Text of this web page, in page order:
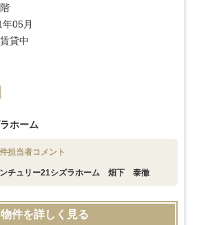
年05月
貸中
ホーム
担当者コメント
チュリー21シズラホーム 畑下 泰徹
物件を詳しく見る